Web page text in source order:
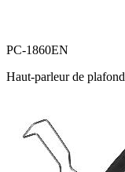
PC-1860EN
Haut-parleur de plafond